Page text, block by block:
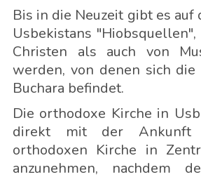
Bis in die Neuzeit gibt es auf
Usbekistans
Christen als auch von
werden, von denen sich
Buchara befindet.
Die orthodoxe Kirche in
direkt mit der Ankunft
orthodoxen Kirche in
anzunehmen, nachdem